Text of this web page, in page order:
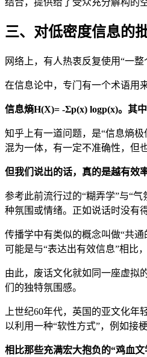
三、对低密度信息的
网络上，有人热衷反复使用“一
在信息论中，专门有一个术语用
信息熵H(X)= -Σp(x) logp(x)。其
知乎上有一道问题，是“信息熵
混为一体，有一定不准确性，但
但我们说出的话，真的是越有效
参考此前流行过的“糊弄学”与“
种氛围或情绪。正如说话时没有
传播学中有类似的概念叫做“共
可能是与“表达出有效信息”相比
由此，废话文化就如同一座虚拟
们的独特氛围感。
上世纪60年代，英国的亚文化
以利用一种“软性方式”，例如接
相比那些充满宏大抱负的“鸡血